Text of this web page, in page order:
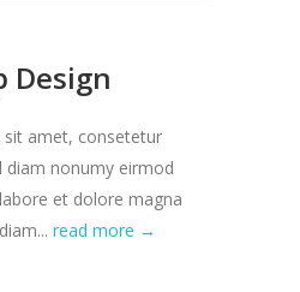
Design
amet, consetetur
diam nonumy eirmod
et dolore magna
read more →